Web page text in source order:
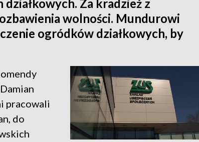
Za kradzież z
wolności. Mundurowi
ogródków działkowych, by
pracowali
do